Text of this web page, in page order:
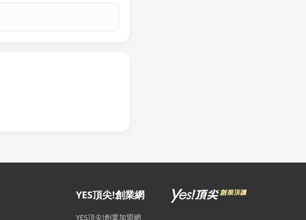
YES頂尖!創業網
YES頂尖!創業加盟網